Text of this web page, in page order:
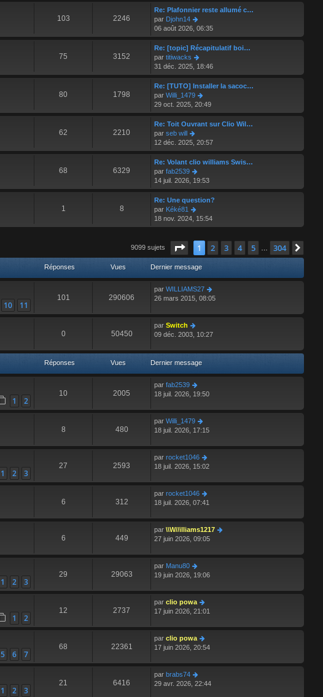
n
r
e
s
a
g
r
e
d
n
r
m
e
s
g
103 2246
Re: Plafonnier reste allumé c…
par Djohn14
o
i
r
e
d
r
n
r
e
s
g
06 août 2026, 06:35
75 3152
Re: [topic] Récapitulatif boi…
par titiwacks
o
i
r
l
e
d
n
e
s
g
31 déc. 2025, 18:46
80 1798
Re: [TUTO] Installer la sacoc…
par Willi_1479
o
i
r
e
d
n
r
e
s
g
29 oct. 2025, 20:49
62 2210
Re: Toit Ouvrant sur Clio Wil…
par seb will
o
i
r
l
e
d
e
n
r
m
s
s
a
g
12 déc. 2025, 20:57
68 6329
Re: Volant clio williams Swis…
par fab2539
o
i
r
e
d
r
n
e
m
e
g
14 juil. 2026, 19:53
1 8
Re: Une question?
par Kéké81
o
i
l
e
e
n
e
s
a
g
18 nov. 2024, 15:54
9099 sujets Page sur304
1 2 3 4 5 304
Réponses Vues Dernier message
10 11
101 290606
par WILLIAMS27
26 mars 2015, 08:05
0 50450
par Switch
09 déc. 2003, 10:27
Réponses Vues Dernier message
1 2
10 2005
par fab2539
18 juil. 2026, 19:50
8 480
par Willi_1479
18 juil. 2026, 17:15
1 2 3
27 2593
par rocket1046
18 juil. 2026, 15:02
6 312
par rocket1046
18 juil. 2026, 07:41
6 449
par \\W//illiams1217
27 juin 2026, 09:05
1 2 3
29 29063
par Manu80
19 juin 2026, 19:06
1 2
12 2737
par clio powa
17 juin 2026, 21:01
5 6 7
68 22361
par clio powa
17 juin 2026, 20:54
1 2 3
21 6416
par brabs74
29 avr. 2026, 22:44